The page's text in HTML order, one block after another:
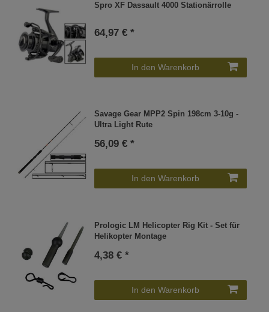
Spro XF Dassault 4000 Stationärrolle
64,97 € *
In den Warenkorb
Savage Gear MPP2 Spin 198cm 3-10g -
Ultra Light Rute
56,09 € *
In den Warenkorb
Prologic LM Helicopter Rig Kit - Set für
Helikopter Montage
4,38 € *
In den Warenkorb